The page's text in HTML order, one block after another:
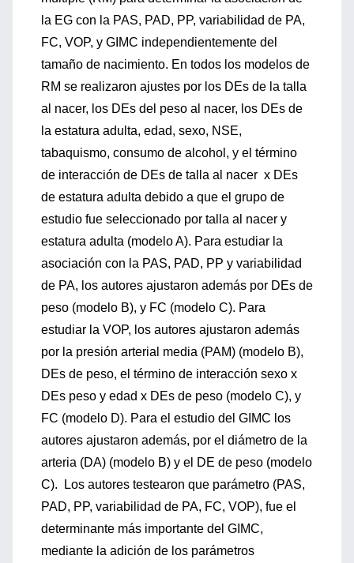
la EG con la PAS, PAD, PP, variabilidad de PA,
FC, VOP, y GIMC independientemente del
tamaño de nacimiento. En todos los modelos de
RM se realizaron ajustes por los DEs de la talla
al nacer, los DEs del peso al nacer, los DEs de
la estatura adulta, edad, sexo, NSE,
tabaquismo, consumo de alcohol, y el término
de interacción de DEs de talla al nacer x DEs
de estatura adulta debido a que el grupo de
estudio fue seleccionado por talla al nacer y
estatura adulta (modelo A). Para estudiar la
asociación con la PAS, PAD, PP y variabilidad
de PA, los autores ajustaron además por DEs de
peso (modelo B), y FC (modelo C). Para
estudiar la VOP, los autores ajustaron además
por la presión arterial media (PAM) (modelo B),
DEs de peso, el término de interacción sexo x
DEs peso y edad x DEs de peso (modelo C), y
FC (modelo D). Para el estudio del GIMC los
autores ajustaron además, por el diámetro de la
arteria (DA) (modelo B) y el DE de peso (modelo
C). Los autores testearon que parámetro (PAS,
PAD, PP, variabilidad de PA, FC, VOP), fue el
determinante más importante del GIMC,
mediante la adición de los parámetros